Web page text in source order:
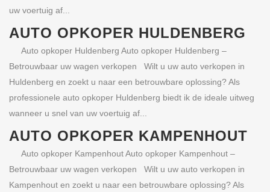
uw voertuig af...
AUTO OPKOPER HULDENBERG
Auto opkoper Huldenberg Auto opkoper Huldenberg –
Betrouwbaar uw wagen verkopen Wilt u uw auto verkopen in
Huldenberg en zoekt u naar een betrouwbare oplossing? Als
professionele auto opkoper Huldenberg biedt ik de ideale uitweg
wanneer u snel van uw voertuig af...
AUTO OPKOPER KAMPENHOUT
Auto opkoper Kampenhout Auto opkoper Kampenhout –
Betrouwbaar uw wagen verkopen Wilt u uw auto verkopen in
Kampenhout en zoekt u naar een betrouwbare oplossing? Als